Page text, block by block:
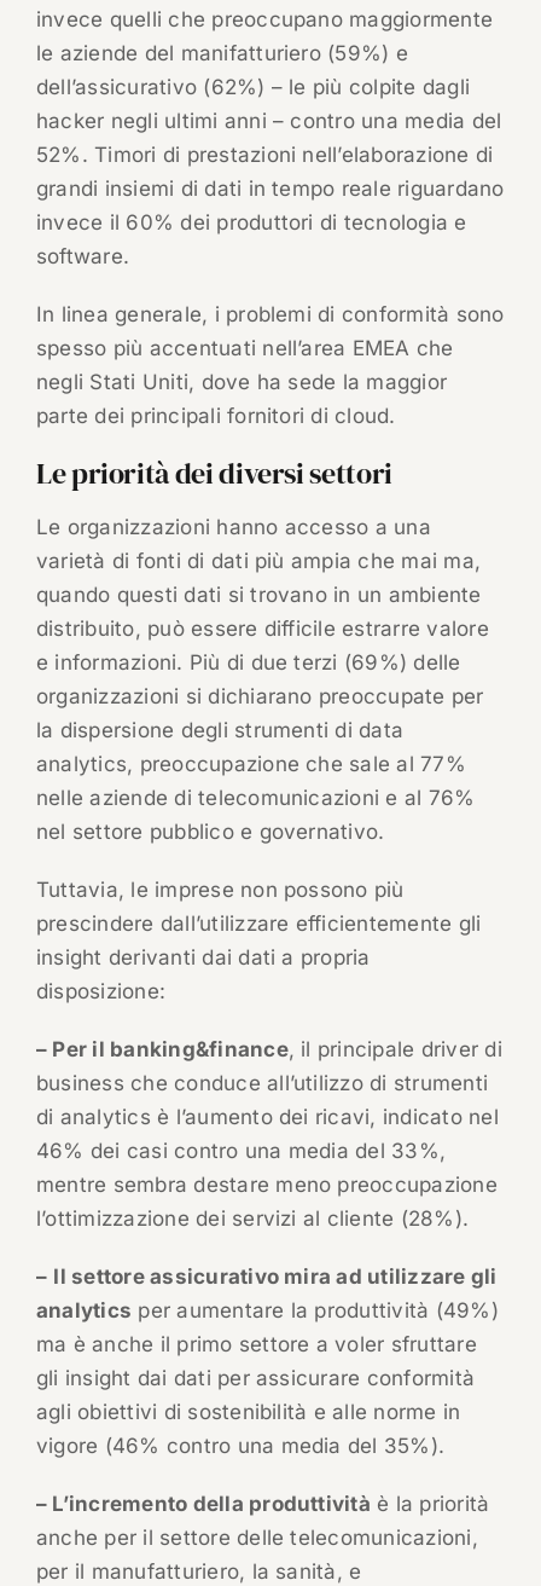
invece quelli che preoccupano maggiormente
le aziende del manifatturiero (59%) e
dell’assicurativo (62%) – le più colpite dagli
hacker negli ultimi anni – contro una media del
52%. Timori di prestazioni nell’elaborazione di
grandi insiemi di dati in tempo reale riguardano
invece il 60% dei produttori di tecnologia e
software.
In linea generale, i problemi di conformità sono
spesso più accentuati nell’area EMEA che
negli Stati Uniti, dove ha sede la maggior
parte dei principali fornitori di cloud.
Le priorità dei diversi settori
Le organizzazioni hanno accesso a una
varietà di fonti di dati più ampia che mai ma,
quando questi dati si trovano in un ambiente
distribuito, può essere difficile estrarre valore
e informazioni. Più di due terzi (69%) delle
organizzazioni si dichiarano preoccupate per
la dispersione degli strumenti di data
analytics, preoccupazione che sale al 77%
nelle aziende di telecomunicazioni e al 76%
nel settore pubblico e governativo.
Tuttavia, le imprese non possono più
prescindere dall’utilizzare efficientemente gli
insight derivanti dai dati a propria
disposizione:
– Per il banking&finance, il principale driver di
business che conduce all’utilizzo di strumenti
di analytics è l’aumento dei ricavi, indicato nel
46% dei casi contro una media del 33%,
mentre sembra destare meno preoccupazione
l’ottimizzazione dei servizi al cliente (28%).
– Il settore assicurativo mira ad utilizzare gli
analytics per aumentare la produttività (49%)
ma è anche il primo settore a voler sfruttare
gli insight dai dati per assicurare conformità
agli obiettivi di sostenibilità e alle norme in
vigore (46% contro una media del 35%).
– L’incremento della produttività è la priorità
anche per il settore delle telecomunicazioni,
per il manufatturiero, la sanità, e